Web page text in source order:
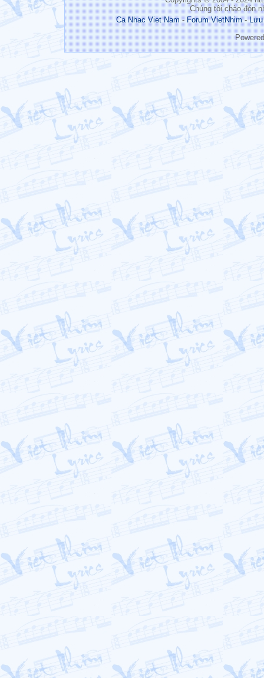
Chúng tôi chào đón
Ca Nhac Viet Nam-Forum VietNhim-